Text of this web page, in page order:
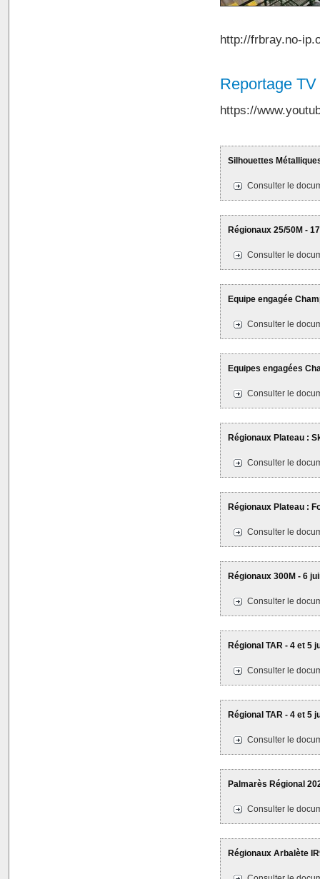
http://frbray.no-
Reportage
https://
Silhouettes
Consulter le
Régionaux 25/50M -
Consulter le
Equipe engagée
Consulter le
Equipes engagées
Consulter le
Régionaux Plateau :
Consulter le
Régionaux Plateau :
Consulter le
Régionaux 300M - 6
Consulter le
Régional TAR - 4 et 5
Consulter le
Régional TAR - 4 et 5
Consulter le
Palmarès Régional
Consulter le
Régionaux Arbalète